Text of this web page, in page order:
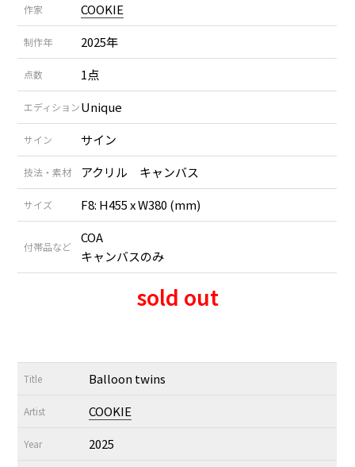
作家 COOKIE
制作年 2025年
点数 1点
エディションUnique
サイン サイン
技法・素材 アクリル キャンバス
サイズ F8: H455 x W380 (mm)
付帯品など
COA
キャンバスのみ
sold out
Title Balloon twins
Artist COOKIE
Year 2025